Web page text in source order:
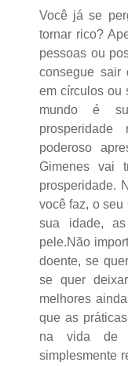
Você já se
tornar rico?
pessoas ou
consegue sair
em círculos ou
mundo é
poderoso
Gimenes vai
prosperidade.
você faz, o seu
sua idade,
pele.Não
doente, se
se quer
melhores
que as
na vida de
simplesmente